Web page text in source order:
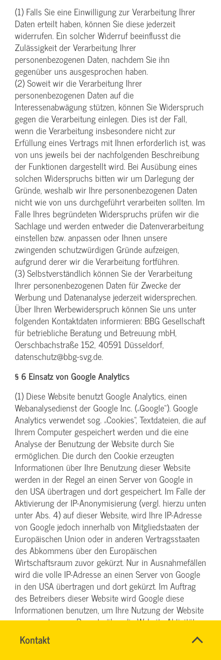
Kontakt
CHRISTINA
Name*
Schnell
&
(1) Falls Sie eine Einwilligung zur Verarbeitung Ihrer
Daten erteilt haben, können Sie diese jederzeit
widerrufen. Ein solcher Widerruf beeinflusst die
Zulässigkeit der Verarbeitung Ihrer
personenbezogenen Daten, nachdem Sie ihn
gegenüber uns ausgesprochen haben.
(2) Soweit wir die Verarbeitung Ihrer
personenbezogenen Daten auf die
Interessenabwägung stützen, können Sie Widerspruch
gegen die Verarbeitung einlegen. Dies ist der Fall,
wenn die Verarbeitung insbesondere nicht zur
Erfüllung eines Vertrags mit Ihnen erforderlich ist, was
von uns jeweils bei der nachfolgenden Beschreibung
der Funktionen dargestellt wird. Bei Ausübung eines
solchen Widerspruchs bitten wir um Darlegung der
Gründe, weshalb wir Ihre personenbezogenen Daten
nicht wie von uns durchgeführt verarbeiten sollten. Im
Falle Ihres begründeten Widerspruchs prüfen wir die
Sachlage und werden entweder die Datenverarbeitung
einstellen bzw. anpassen oder Ihnen unsere
zwingenden schutzwürdigen Gründe aufzeigen,
aufgrund derer wir die Verarbeitung fortführen.
(3) Selbstverständlich können Sie der Verarbeitung
Ihrer personenbezogenen Daten für Zwecke der
Werbung und Datenanalyse jederzeit widersprechen.
Über Ihren Werbewiderspruch können Sie uns unter
folgenden Kontaktdaten informieren: BBG Gesellschaft
für betriebliche Beratung und Betreuung mbH,
Oerschbachstraße 152, 40591 Düsseldorf,
datenschutz@bbg-svg.de.
§ 6 Einsatz von Google Analytics
(1) Diese Website benutzt Google Analytics, einen
Webanalysedienst der Google Inc. („Google“). Google
Analytics verwendet sog. „Cookies“, Textdateien, die auf
Ihrem Computer gespeichert werden und die eine
Analyse der Benutzung der Website durch Sie
ermöglichen. Die durch den Cookie erzeugten
Informationen über Ihre Benutzung dieser Website
werden in der Regel an einen Server von Google in
den USA übertragen und dort gespeichert. Im Falle der
Aktivierung der IP-Anonymisierung (vergl. hierzu unten
unter Abs. 4) auf dieser Website, wird Ihre IP-Adresse
von Google jedoch innerhalb von Mitgliedstaaten der
Europäischen Union oder in anderen Vertragsstaaten
des Abkommens über den Europäischen
Wirtschaftsraum zuvor gekürzt. Nur in Ausnahmefällen
wird die volle IP-Adresse an einen Server von Google
in den USA übertragen und dort gekürzt. Im Auftrag
des Betreibers dieser Website wird Google diese
Informationen benutzen, um Ihre Nutzung der Website
auszuwerten, um Reports über die Website-Aktivitäten
zusammenzustellen und um weitere mit der Website-
Nutzung und der Internetnutzung verbundene